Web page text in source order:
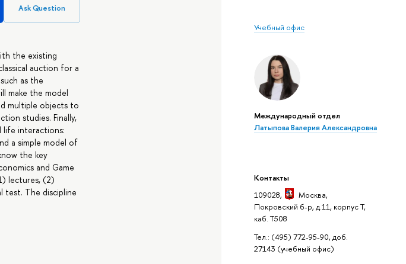
Учебный офис
Международный отдел
Латыпова Валерия Александровна
Контакты
109028,
Москва,
Покровский б-р, д.11, корпус Т,
каб. Т508
Тел.: (495) 772-95-90, доб.
27143 (учебный офис)
Ask Question
the existing
auction for a
as the
make the model
multiple objects to
studies. Finally,
life interactions:
a simple model of
the key
and Game
lectures, (2)
test. The discipline